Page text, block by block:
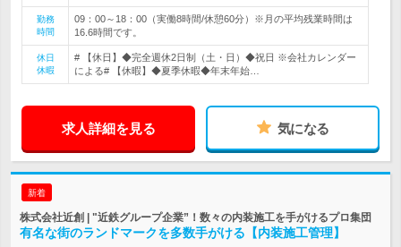
勤務
時間
09：00～18：00（実働8時間/休憩60分）※月の平均残業時間は
16.6時間です。
休日
休暇
# 【休日】◆完全週休2日制（土・日）◆祝日 ※会社カレンダー
による# 【休暇】◆夏季休暇◆年末年始…
求人詳細を見る 気になる
新着
株式会社近創 | "近鉄グループ企業”！数々の内装施工を手がけるプロ集団
有名な街のランドマークを多数手がける【内装施工管理】